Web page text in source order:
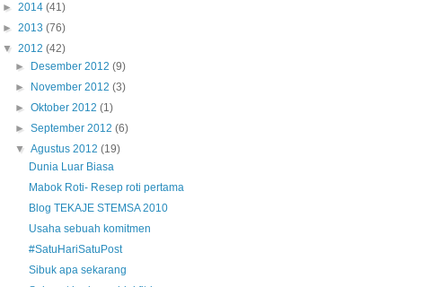
► 2014 (41)
► 2013 (76)
▼ 2012 (42)
►
Desember 2012(9)
►
November 2012(3)
►Oktober 2012(1)
►September 2012(6)
▼Agustus 2012(19)
Dunia Luar Biasa
Mabok Roti- Resep roti pertama
Blog TEKAJE STEMSA 2010
Usaha sebuah komitmen
#SatuHariSatuPost
Sibuk apa sekarang